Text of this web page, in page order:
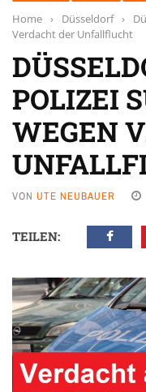
Home › Düsseldorf ›
Verdacht der Unfallflucht
POLIZEI
WEGEN
VON UTE NEUBAUER
TEILEN: